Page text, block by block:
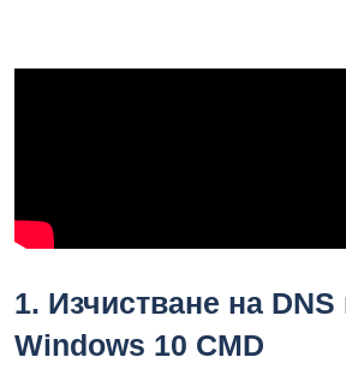
1. Изчистване на
Windows 10 CMD